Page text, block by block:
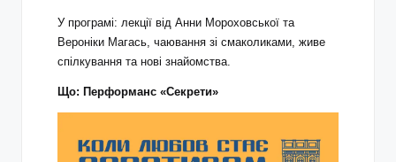
У програмі: лекції від Анни Мороховської та
Вероніки Магась, чаювання зі смаколиками, живе
спілкування та нові знайомства.
Що: Перформанс «Секрети»